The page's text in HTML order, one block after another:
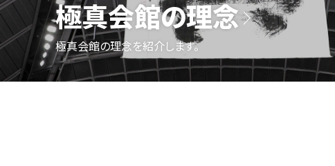
極真会館の理念
極真会館の理念を紹介します。